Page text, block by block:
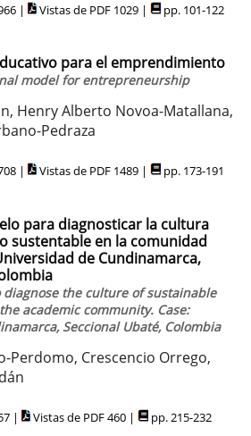
| Vistas de PDF 1029 | pp. 101-122
para el emprendimiento
model for entrepreneurship
Henry Alberto Novoa-Matallana,
Pedraza
| Vistas de PDF 1489 | pp. 173-191
para diagnosticar la cultura
sustentable en la comunidad
de Cundinamarca,
diagnose the culture of sustainable
academic community. Case:
Seccional Ubaté, Colombia
Perdomo, Crescencio Orrego,
| Vistas de PDF 460 | pp. 215-232